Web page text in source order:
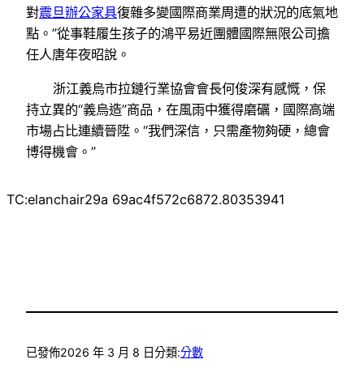
對震旦辦公家具復雜多變國際商業周遭的狀況的底氣地
點。”從事鞋履生孩子的鴻平易近團體國際無限公司擔
任人唐年夜昭說。
浙江義烏市拉鏈行業協會會長何俊深有感慨，保
持立異的“義烏造”商品，在風雨中獲得磨礪，國際高端
市場占比連續晉陞。“我們深信，只需產物夠硬，總會
博得機會。”
TC:elanchair29a 69ac4f572c6872.80353941
已發佈2026 年 3 月 8 日分類:分數